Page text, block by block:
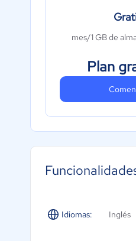
mes/1 GB de
Plan
Idiomas: Inglés